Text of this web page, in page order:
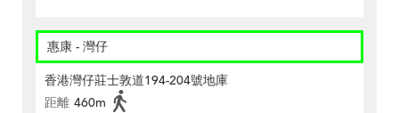
惠康 - 灣仔
香港灣仔莊士敦道194-204號地庫
距離 460m